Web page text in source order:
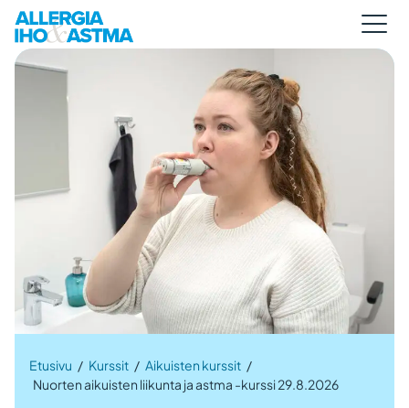
Etusivu / Kurssit / Aikuisten kurssit /
Nuorten aikuisten liikunta ja astma -kurssi 29.8.2026